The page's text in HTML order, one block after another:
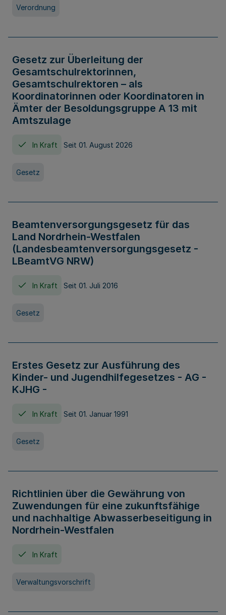
Verordnung
Gesetz zur Überleitung der
Gesamtschulrektorinnen,
Gesamtschulrektoren – als
Koordinatorinnen oder Koordinatoren in
Ämter der Besoldungsgruppe A 13 mit
Amtszulage
In Kraft Seit 01. August 2026
Gesetz
Beamtenversorgungsgesetz für das
Land Nordrhein-Westfalen
(Landesbeamtenversorgungsgesetz -
LBeamtVG NRW)
In Kraft Seit 01. Juli 2016
Gesetz
Erstes Gesetz zur Ausführung des
Kinder- und Jugendhilfegesetzes - AG -
KJHG -
In Kraft Seit 01. Januar 1991
Gesetz
Richtlinien über die Gewährung von
Zuwendungen für eine zukunftsfähige
und nachhaltige Abwasserbeseitigung in
Nordrhein-Westfalen
In Kraft
Verwaltungsvorschrift